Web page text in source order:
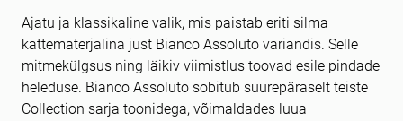
Ajatu ja klassikaline valik, mis paistab eriti silma
kattematerjalina just Bianco Assoluto variandis. Selle
mitmekülgsus ning läikiv viimistlus toovad esile pindade
heleduse. Bianco Assoluto sobitub suurepäraselt teiste
Collection sarja toonidega, võimaldades luua